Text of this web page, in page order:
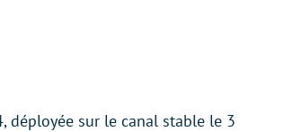
déployée sur le canal stable le 3